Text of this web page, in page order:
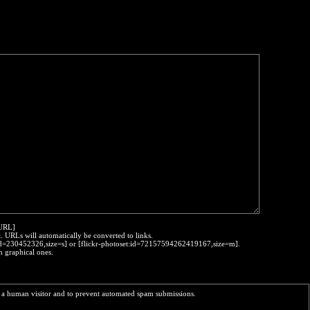
URLs will automatically be converted to links.
or [flickr-photoset:id=72157594262419167,size=m].
ones.
human visitor and to prevent automated spam submissions.